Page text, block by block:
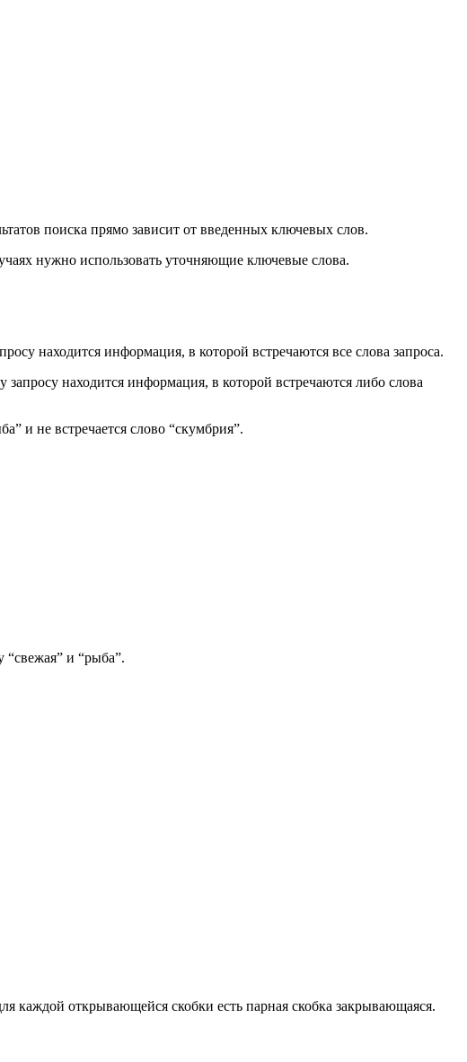
поиска прямо зависит от введенных ключевых слов.
нужно использовать уточняющие ключевые слова.
находится информация, в которой встречаются все слова запроса.
находится информация, в которой встречаются либо слова
и не встречается слово “скумбрия”.
“свежая” и “рыба”.
каждой открывающейся скобки есть парная скобка закрывающаяся.